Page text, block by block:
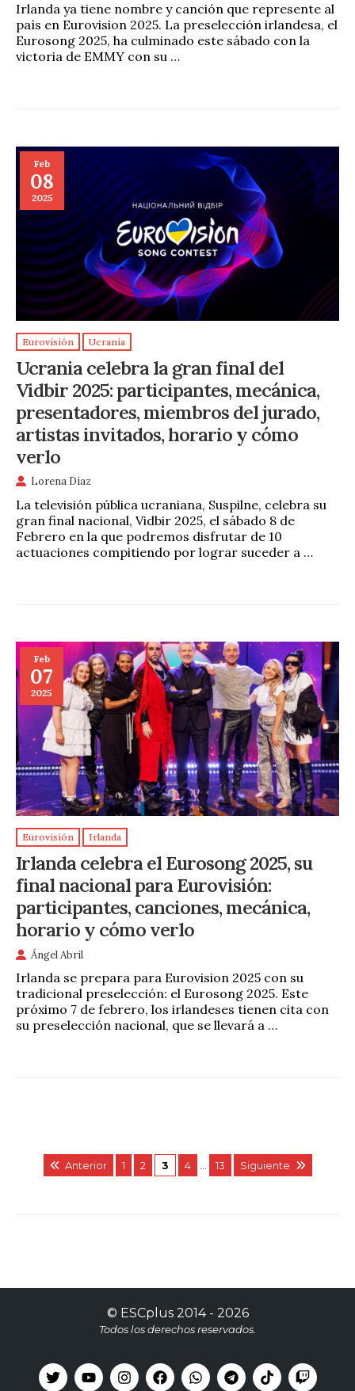
Irlanda ya tiene nombre y canción que represente al
país en Eurovision 2025. La preselección irlandesa, el
Eurosong 2025, ha culminado este sábado con la
victoria de EMMY con su …
Feb
08
2025
Eurovisión Ucrania
Ucrania celebra la gran final del
Vidbir 2025: participantes, mecánica,
presentadores, miembros del jurado,
artistas invitados, horario y cómo
verlo
Lorena Díaz
La televisión pública ucraniana, Suspilne, celebra su
gran final nacional, Vidbir 2025, el sábado 8 de
Febrero en la que podremos disfrutar de 10
actuaciones compitiendo por lograr suceder a …
Feb
07
2025
Eurovisión Irlanda
Irlanda celebra el Eurosong 2025, su
final nacional para Eurovisión:
participantes, canciones, mecánica,
horario y cómo verlo
Ángel Abril
Irlanda se prepara para Eurovision 2025 con su
tradicional preselección: el Eurosong 2025. Este
próximo 7 de febrero, los irlandeses tienen cita con
su preselección nacional, que se llevará a …
Anterior 1 2 3 4 13 Siguiente
© ESCplus2014 - 2026
Todos los derechos reservados.